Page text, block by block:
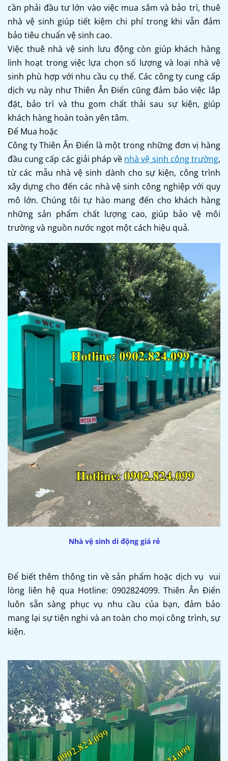
cần phải đầu tư lớn vào việc mua sắm và bảo trì, thuê
nhà vệ sinh giúp tiết kiệm chi phí trong khi vẫn đảm
bảo tiêu chuẩn vệ sinh cao.
Việc thuê nhà vệ sinh lưu động còn giúp khách hàng
linh hoạt trong việc lựa chọn số lượng và loại nhà vệ
sinh phù hợp với nhu cầu cụ thể. Các công ty cung cấp
dịch vụ này như Thiên Ân Điển cũng đảm bảo việc lắp
đặt, bảo trì và thu gom chất thải sau sự kiện, giúp
khách hàng hoàn toàn yên tâm.
Để Mua hoặc
Công ty Thiên Ân Điển là một trong những đơn vị hàng
đầu cung cấp các giải pháp về nhà vệ sinh công trường,
từ các mẫu nhà vệ sinh dành cho sự kiện, công trình
xây dựng cho đến các nhà vệ sinh công nghiệp với quy
mô lớn. Chúng tôi tự hào mang đến cho khách hàng
những sản phẩm chất lượng cao, giúp bảo vệ môi
trường và nguồn nước ngọt một cách hiệu quả.
Nhà vệ sinh di động giá rẻ
Để biết thêm thông tin về sản phẩm hoặc dịch vụ vui
lòng liên hệ qua Hotline: 0902824099. Thiên Ân Điển
luôn sẵn sàng phục vụ nhu cầu của bạn, đảm bảo
mang lại sự tiện nghi và an toàn cho mọi công trình, sự
kiện.